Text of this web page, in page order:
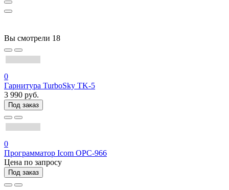
Вы смотрели 18
0
Гарнитура TurboSky TK-5
3 990 руб.
Под заказ
0
Программатор Icom OPC-966
Цена по запросу
Под заказ